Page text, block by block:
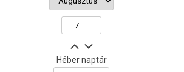
Héber naptár